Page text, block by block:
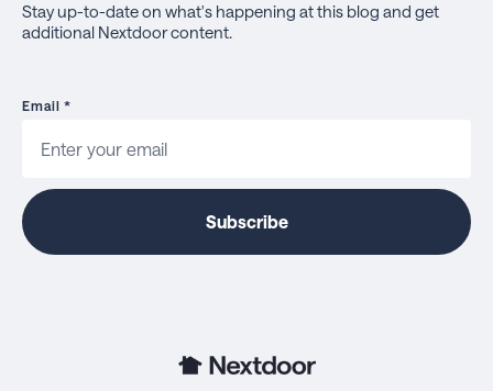
Stay up-to-date on what's happening at this blog and get
additional Nextdoor content.
Email *